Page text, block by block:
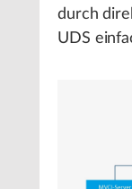
durch
UDS